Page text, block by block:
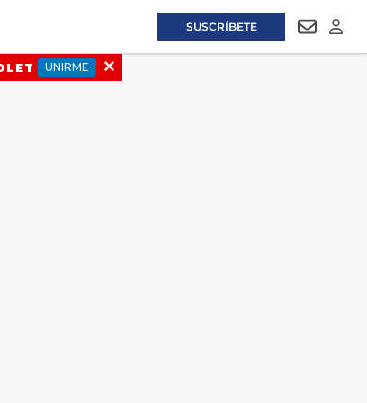
SUSCRÍBETE